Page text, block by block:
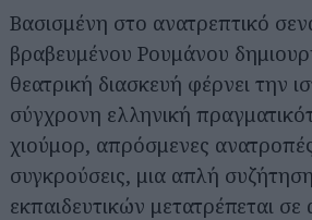
Βασισμένη στο ανατρεπτικό
βραβευμένου Ρουμάνου
θεατρική διασκευή φέρνει την
σύγχρονη ελληνική
χιούμορ, απρόσμενες ανατροπές
συγκρούσεις, μια απλή
εκπαιδευτικών μετατρέπεται σε